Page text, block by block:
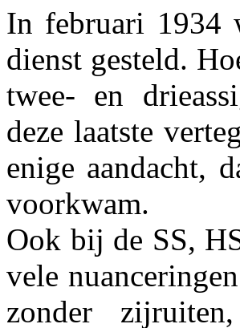
In februari 1934
dienst gesteld.
twee- en
deze laatste
enige aandacht,
voorkwam.
Ook bij de SS,
vele
zonder